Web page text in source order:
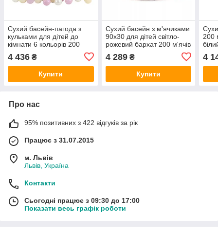
Сухий басейн-пагода з
кульками для дітей до
кімнати 6 кольорів 200
4 436 ₴
Купити
Сухий басейн з м'ячиками
90x30 для дітей світло-
рожевий бархат 200 м'ячів
4 289₴
Купити
200
4
Про нас
95% позитивних з 422 відгуків за рік
Працює з 31.07.2015
м. Львів
Львів, Україна
Контакти
Сьогодні працює з 09:30 до 17:00
Показати весь графік роботи